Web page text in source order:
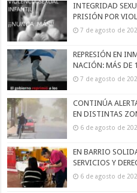
INTEGRIDAD
PRISIÓN POR
7 de agosto de
REPRESIÓN EN
NACIÓN: MÁS DE
7 de agosto de
CONTINÚA
EN DISTINTAS
6 de agosto de
EN BARRIO
SERVICIOS Y
6 de agosto de